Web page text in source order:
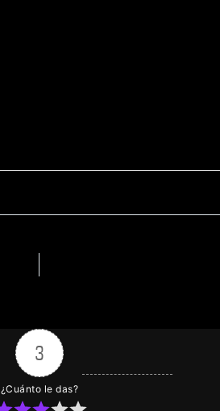
3
¿Cuánto le das?